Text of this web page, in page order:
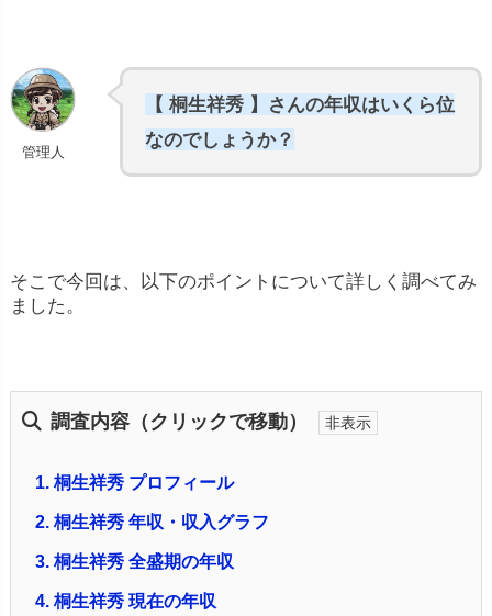
管理人
【 桐生祥秀 】さんの年収はいくら位
なのでしょうか？
そこで今回は、以下のポイントについて詳しく調べてみ
ました。
調査内容（クリックで移動）
1. 桐生祥秀 プロフィール
2. 桐生祥秀 年収・収入グラフ
3. 桐生祥秀 全盛期の年収
4. 桐生祥秀 現在の年収